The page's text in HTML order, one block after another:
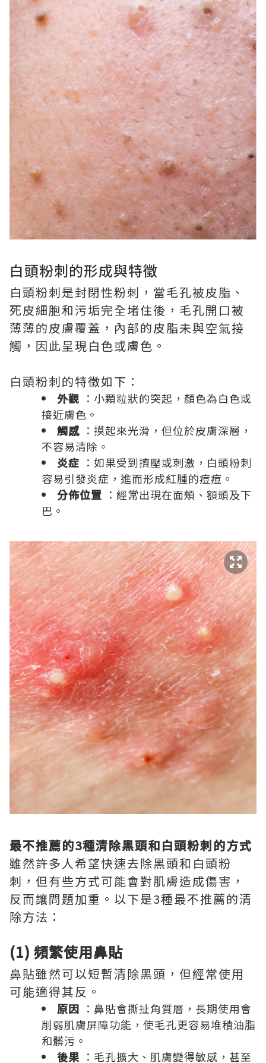
白頭粉刺的形成與特徵
白頭粉刺是封閉性粉刺，當毛孔被皮脂、
死皮細胞和污垢完全堵住後，毛孔開口被
薄薄的皮膚覆蓋，內部的皮脂未與空氣接
觸，因此呈現白色或膚色。
白頭粉刺的特徵如下：
外觀 ：小顆粒狀的突起，顏色為白色或
接近膚色。
觸感 ：摸起來光滑，但位於皮膚深層，
不容易清除。
炎症 ：如果受到擠壓或刺激，白頭粉刺
容易引發炎症，進而形成紅腫的痘痘。
分佈位置 ：經常出現在面頰、額頭及下
巴。
最不推薦的3種清除黑頭和白頭粉刺的方式
雖然許多人希望快速去除黑頭和白頭粉
刺，但有些方式可能會對肌膚造成傷害，
反而讓問題加重。以下是3種最不推薦的清
除方法：
(1) 頻繁使用鼻貼
鼻貼雖然可以短暫清除黑頭，但經常使用
可能適得其反。
原因 ：鼻貼會撕扯角質層，長期使用會
削弱肌膚屏障功能，使毛孔更容易堆積油脂
和髒污。
後果 ：毛孔擴大、肌膚變得敏感，甚至